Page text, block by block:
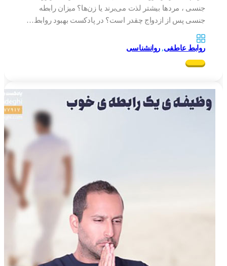
جنسی ، مردها بیشتر لذت می‌برند یا زن‌ها؟ میزان رابطه
جنسی پس از ازدواج چقدر است؟ در پادکست بهبود روابط…
روابط عاطفی,روانشناسی